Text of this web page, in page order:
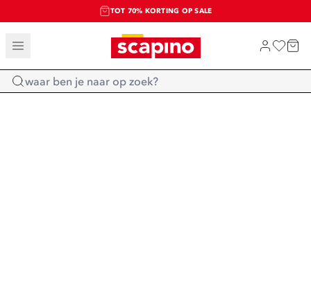
TOT 70% KORTING OP SALE
SALE: LAATSTE KANS!
SHOP NIEUW
Home